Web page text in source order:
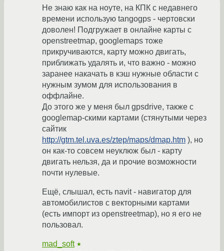
Не знаю как на ноуте, на КПК с недавнего
времени использую tangogps - чертовски
доволен! Подгружает в онлайне карты с
openstreetmap, googlemaps тоже
прикручиваются, карту можно двигать,
приближать удалять и, что важно - можно
заранее накачать в кэш нужные области с
нужным зумом для использования в
оффлайне.
До этого же у меня был gpsdrive, также с
googlemap-скими картами (стянутыми через
сайтик
http://gtm.tel.uva.es/ztep/maps/dmap.htm ), но
он как-то совсем неуклюж был - карту
двигать нельзя, да и прочие возможности
почти нулевые.
Ещё, слышал, есть navit - навигатор для
автомобилистов с векторными картами
(есть импорт из openstreetmap), но я его не
пользовал.
mad_soft ★